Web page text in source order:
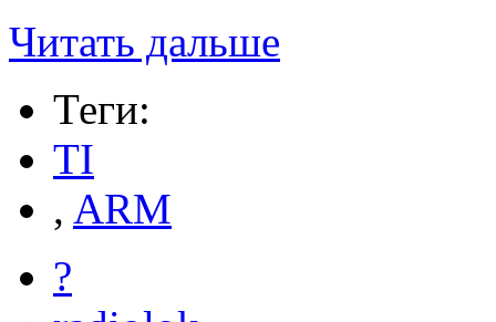
Читать дальше
Теги:
TI
, ARM
?